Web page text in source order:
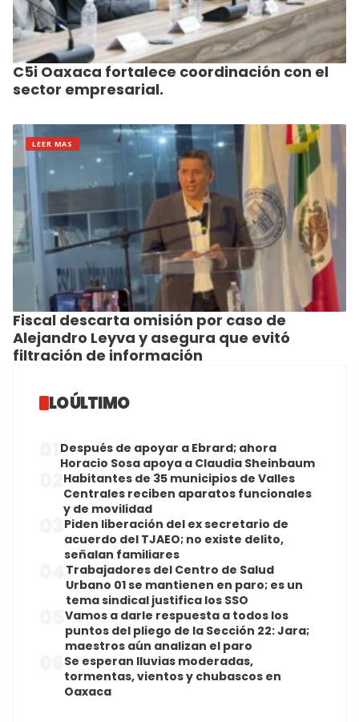
C5i Oaxaca fortalece coordinación con el
sector empresarial.
LEER MAS
Fiscal descarta omisión por caso de
Alejandro Leyva y asegura que evitó
filtración de información
LO ÚLTIMO
Después de apoyar a Ebrard; ahora
Horacio Sosa apoya a Claudia Sheinbaum
Habitantes de 35 municipios de Valles
Centrales reciben aparatos funcionales
y de movilidad
Piden liberación del ex secretario de
acuerdo del TJAEO; no existe delito,
señalan familiares
Trabajadores del Centro de Salud
Urbano 01 se mantienen en paro; es un
tema sindical justifica los SSO
Vamos a darle respuesta a todos los
puntos del pliego de la Sección 22: Jara;
maestros aún analizan el paro
Se esperan lluvias moderadas,
tormentas, vientos y chubascos en
Oaxaca